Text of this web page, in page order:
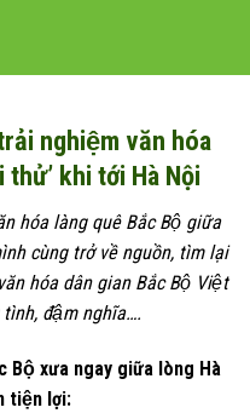
nghiệm văn hóa
khi tới Hà Nội
hóa làng quê Bắc Bộ giữa
cùng trở về nguồn, tìm lại
hóa dân gian Bắc Bộ Việt
đậm nghĩa….
Bộ xưa ngay giữa lòng Hà
tiện lợi: